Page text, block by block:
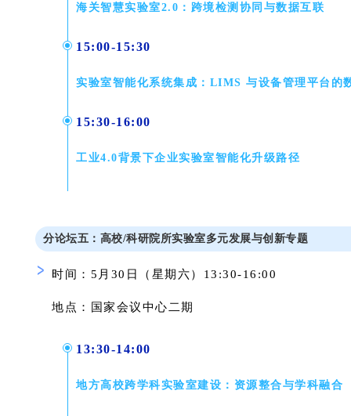
海关智慧实验室2.0：跨境检测协同与数据互联
15:00-15:30
实验室智能化系统集成：LIMS 与设备管理平台的
15:30-16:00
工业4.0背景下企业实验室智能化升级路径
分论坛五 ： 高校/科研院所实验室多元发展与创新专题
时间：5月30日（星期六）13:30-16:00
地点：国家会议中心 二期
13:30-14:00
地方高校跨学科实验室建设：资源整合与学科融合